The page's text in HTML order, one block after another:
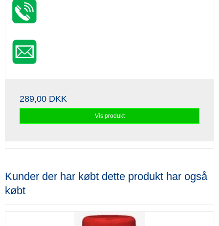
289,00 DKK
Vis produkt
Kunder der har købt dette produkt har også
købt